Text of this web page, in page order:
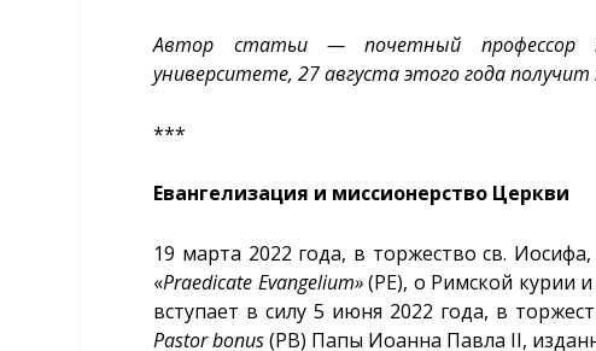
Автор статьи — почетный профессор
университете, 27 августа этого года получит
***
Евангелизация и миссионерство Церкви
19 марта 2022 года, в торжество св.
«Praedicate Evangelium»(PE), о Римской курии
вступает в силу 5 июня 2022 года, в
Pastorbonus(PB) Папы Иоанна Павла II,